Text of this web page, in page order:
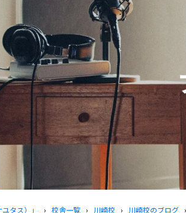
タス）」 › 校舎一覧 › 川崎校 › 川崎校のブログ ›